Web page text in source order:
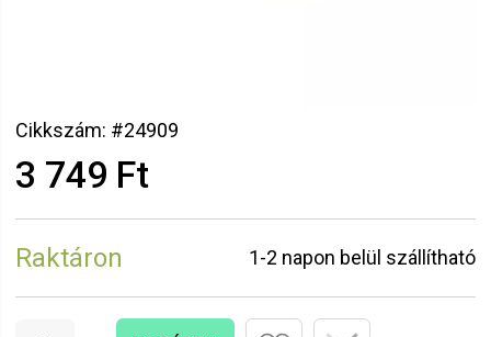
Cikkszám: #24909
3 749 Ft
Raktáron 1-2 napon belül szállítható